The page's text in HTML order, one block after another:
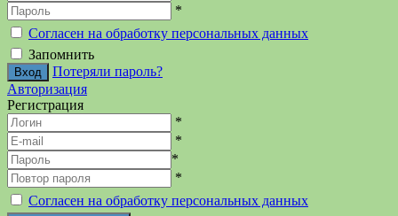
*
Согласен на обработку персональных данных
Запомнить
Потеряли пароль?
Авторизация
Регистрация
*
*
*
*
Согласен на обработку персональных данных